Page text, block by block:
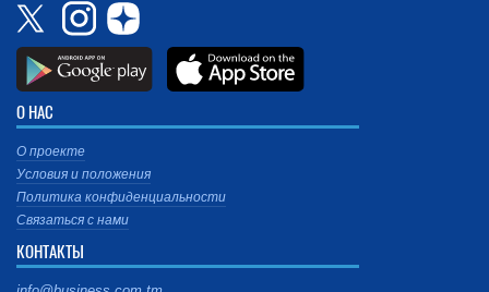
О НАС
О проекте
Условия и положения
Политика конфиденциальности
Связаться с нами
КОНТАКТЫ